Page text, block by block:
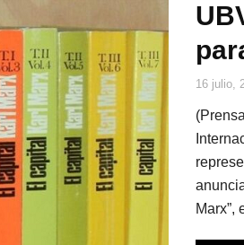
16 julio,
Marx”,